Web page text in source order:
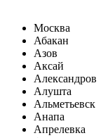
Москва
Абакан
Азов
Аксай
Александров
Алушта
Альметьевск
Анапа
Апрелевка